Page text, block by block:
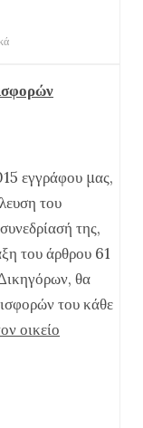
εγγράφου μας,
του
της,
του άρθρου 61
θα
του κάθε
οικείο